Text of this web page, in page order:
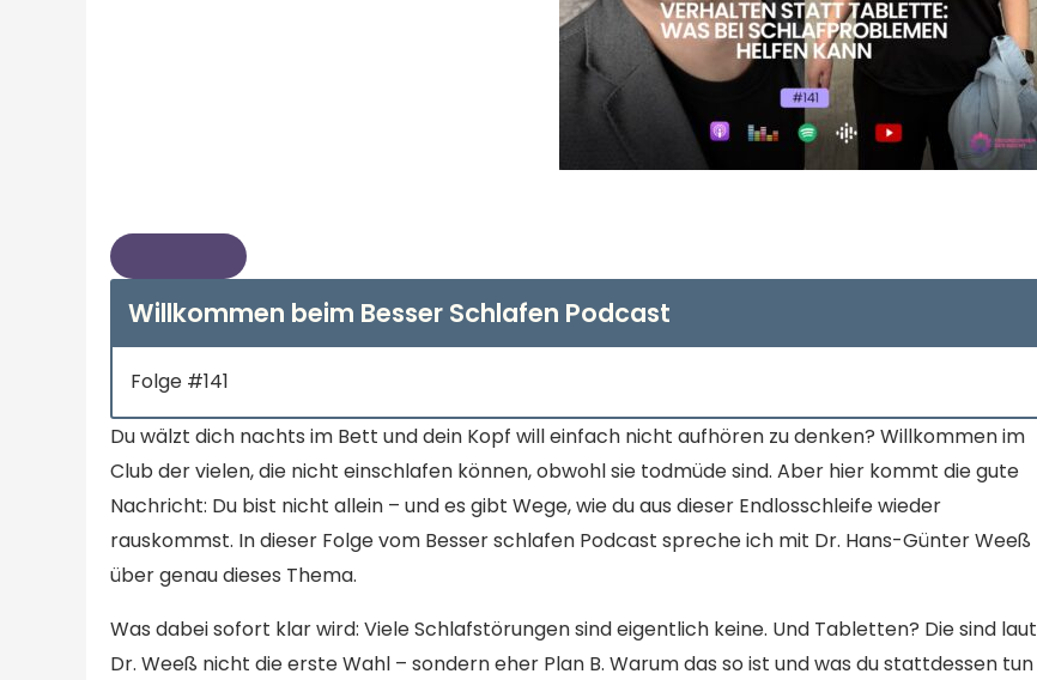
Willkommen beim Besser Schlafen Podcast
Folge #141
Du wälzt dich nachts im Bett und dein Kopf will einfach nicht aufhören zu denken? Willkommen im
Club der vielen, die nicht einschlafen können, obwohl sie todmüde sind. Aber hier kommt die gute
Nachricht: Du bist nicht allein – und es gibt Wege, wie du aus dieser Endlosschleife wieder
rauskommst. In dieser Folge vom Besser schlafen Podcast spreche ich mit Dr. Hans-Günter Weeß
über genau dieses Thema.
Was dabei sofort klar wird: Viele Schlafstörungen sind eigentlich keine. Und Tabletten? Die sind laut
Dr. Weeß nicht die erste Wahl – sondern eher Plan B. Warum das so ist und was du stattdessen tun